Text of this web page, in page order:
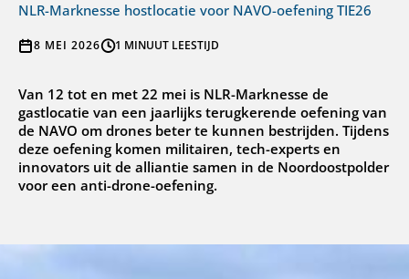
NLR-Marknesse hostlocatie voor NAVO-oefening TIE26
8 MEI 2026 1 MINUUT LEESTIJD
Van 12 tot en met 22 mei is NLR-Marknesse de
gastlocatie van een jaarlijks terugkerende oefening van
de NAVO om drones beter te kunnen bestrijden. Tijdens
deze oefening komen militairen, tech-experts en
innovators uit de alliantie samen in de Noordoostpolder
voor een anti-drone-oefening.